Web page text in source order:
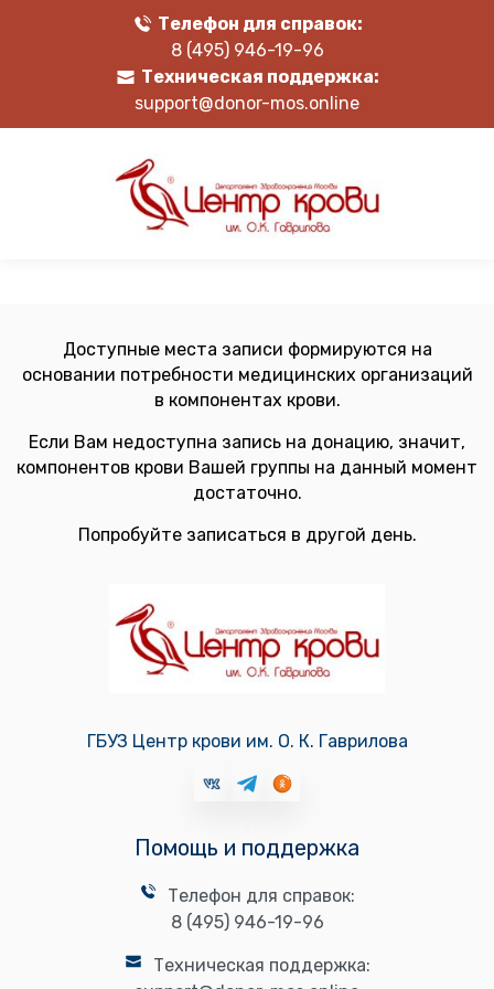
Телефон для справок:
8 (495) 946-19-96
Техническая поддержка:
support@donor-mos.online
Доступные места записи формируются на
основании потребности медицинских организаций
в компонентах крови.
Если Вам недоступна запись на донацию, значит,
компонентов крови Вашей группы на данный момент
достаточно.
Попробуйте записаться в другой день.
ГБУЗ Центр крови им. О. К. Гаврилова
Помощь и поддержка
Телефон для справок:
8 (495) 946-19-96
Техническая поддержка: